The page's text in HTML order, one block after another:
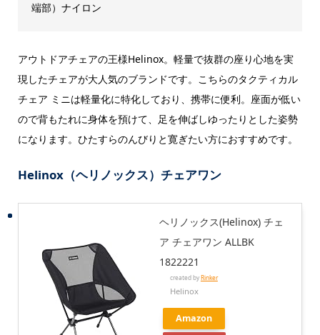
端部）ナイロン
アウトドアチェアの王様Helinox。軽量で抜群の座り心地を実
現したチェアが大人気のブランドです。こちらのタクティカル
チェア ミニは軽量化に特化しており、携帯に便利。座面が低い
ので背もたれに身体を預けて、足を伸ばしゆったりとした姿勢
になります。ひたすらのんびりと寛ぎたい方におすすめです。
Helinox（ヘリノックス）チェアワン
ヘリノックス(Helinox) チェ
ア チェアワン ALLBK
1822221
created byRinker
Helinox
Amazon